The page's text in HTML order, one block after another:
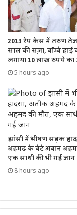
2013 रेप केस में तरुण
साल की सज़ा, बॉम्बे हाई
लगाया 10 लाख रुपये का
5 hours ago
झांसी में भीषण सड़क
अहमद के बेटे अबान
एक साथी की भी गई जान
8 hours ago